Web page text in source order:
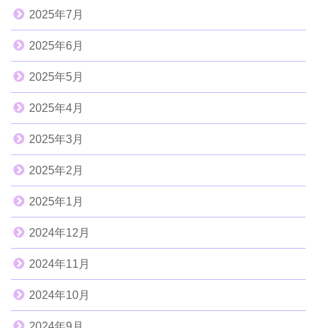
2025年7月
2025年6月
2025年5月
2025年4月
2025年3月
2025年2月
2025年1月
2024年12月
2024年11月
2024年10月